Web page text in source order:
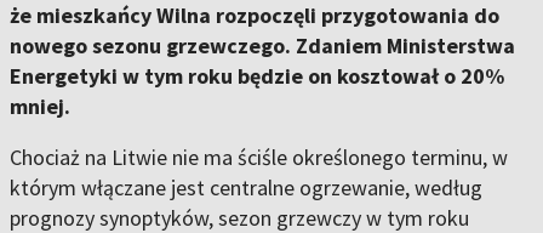
że mieszkańcy Wilna rozpoczęli przygotowania do
nowego sezonu grzewczego. Zdaniem Ministerstwa
Energetyki w tym roku będzie on kosztował o 20%
mniej.
Chociaż na Litwie nie ma ściśle określonego terminu, w
którym włączane jest centralne ogrzewanie, według
prognozy synoptyków, sezon grzewczy w tym roku